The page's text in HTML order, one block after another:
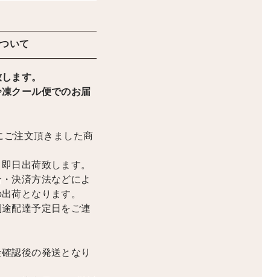
いて
ます。
クール便でのお届
ご注文頂きました商
日出荷致します。
決済方法などによ
荷となります。
途配達予定日をご連
認後の発送となり